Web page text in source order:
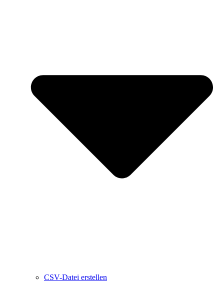
CSV-Datei erstellen